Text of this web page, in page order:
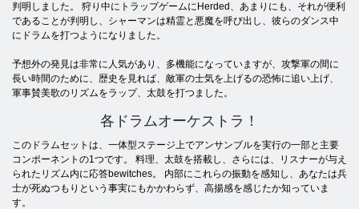
判明しました。 狩り中にトラップゲームにHerded、あまりにも、それが便利
であることが判明し、シャーマンは精霊と悪魔を呼び出し、彼らのダンス中
にドラムを打つようになりました。
予想外の発見は非常に人気があり、多機能になっていますが、攻撃軍の間に
長い時間のために、歴史を見れば、敵軍の士気を上げるの恐怖に追い上げ、
軍事賛美歌のリズムをラップ、太鼓を打つました。
各ドラムオーケストラ！
このドラムセットは、一体型ステージ上でアンサンブルを実行の一部と主要
コンポーネントの1つです。 料理、太鼓を搭載し、さらには、リスナーが与え
られたリズム内に応答bewitches。 内部にこれらの振動を感知し、あなたは兵
士が死ぬつもりという事実にもかかわらず、高揚感を感じたか知っていま
す。